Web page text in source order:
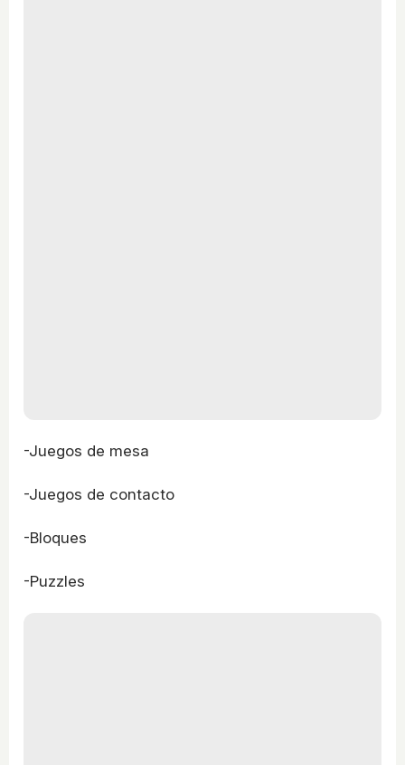
-Juegos de mesa
-Juegos de contacto
-Bloques
-Puzzles